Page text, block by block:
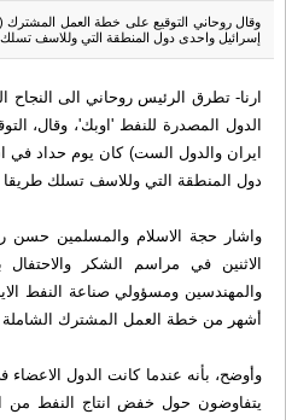
وقال روحاني التوقيع على خطة العمل
إسرائيل واحدى دول المنطقة التي وللاسف تسلك
ارنا- تطرق الرئيس روحاني الى
الدول المصدرة للنفط 'اوبك'، وقال،
ايران والدول الست) كان يوم حداد في
دول المنطقة التي وللاسف تسلك طريقا
واشار حجة الاسلام والمسلمين حسن
الاثنين في مراسم الشكر والاحتفال
والمهندسين ومسؤولي صناعة النفط
أشهر من خطة العمل المشترك الشاملة
وأوضح، بأنه عندما كانت الدول الاعضاء
يتفاوضون حول خفض انتاج النفط من